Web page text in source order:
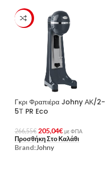
-23%
Γκρι Φραπιέρα Johny ΑΚ/2-
5Τ PR Eco
266,55€ 205,04€ με ΦΠΑ
Προσθήκη Στο Καλάθι
Brand: Johny